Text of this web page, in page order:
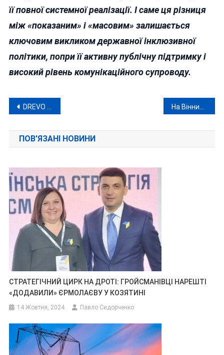
її повної системної реалізації. І саме ця різниця
між «показаним» і «масовим» залишається
ключовим викликом державної інклюзивної
політики, попри її активну публічну підтримку і
високий рівень комунікаційного супроводу.
Навігація
записів
DREVO 30 травня з феєричним концертом у PIROGOV SKY: «Це буде вибух емоцій, драйву і неймовірної енергетики!»
ПОВ'ЯЗАНІ НОВИНИ
СТРАТЕГІЧНИЙ ЦИРК НА ДРОТІ: ГРОЙСМАНІВЦІ НАРЕШТІ
«ДОДАВИЛИ» ЄРМОЛАЄВУ У КОЗЯТИНІ
14 Жовтня, 2024 Павло Сидорченко